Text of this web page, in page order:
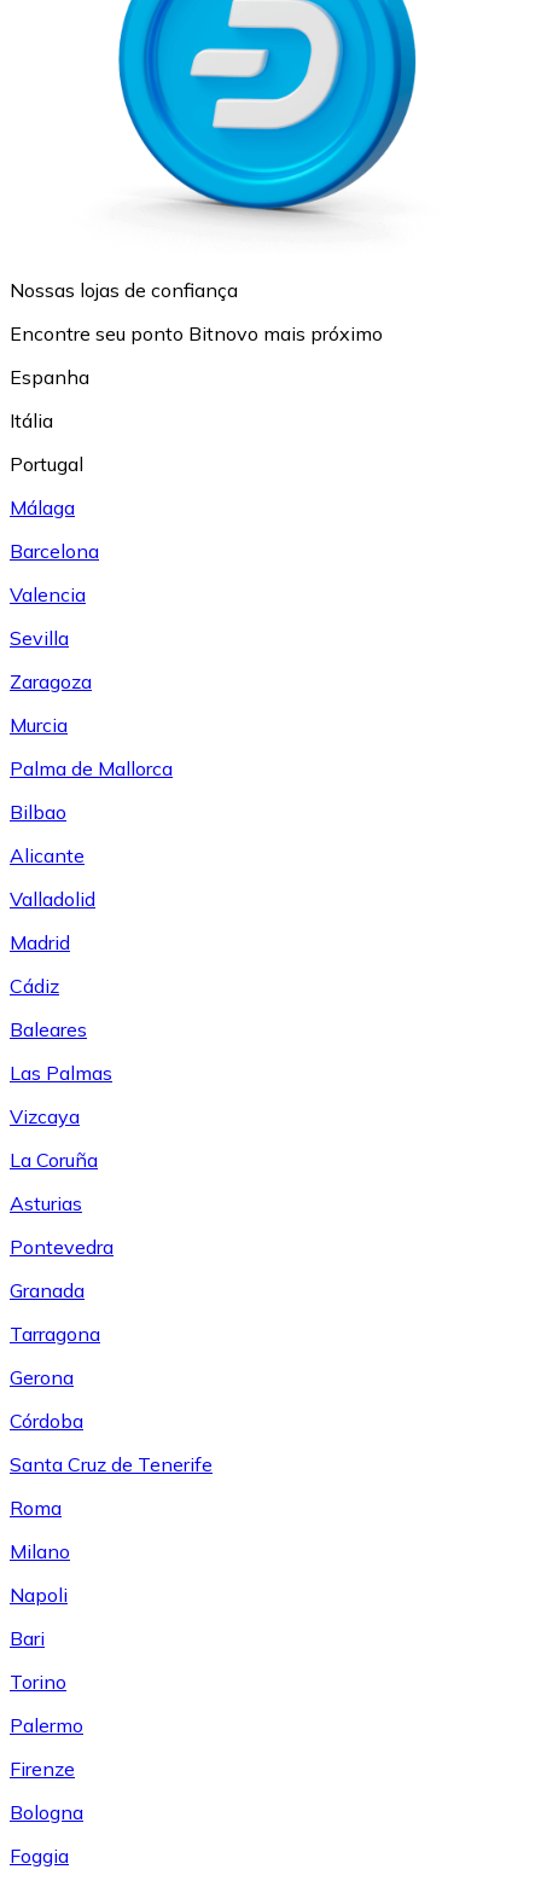
Nossas lojas de confiança
Encontre seu ponto Bitnovo mais próximo
Espanha
Itália
Portugal
Málaga
Barcelona
Valencia
Sevilla
Zaragoza
Murcia
Palma de Mallorca
Bilbao
Alicante
Valladolid
Madrid
Cádiz
Baleares
Las Palmas
Vizcaya
La Coruña
Asturias
Pontevedra
Granada
Tarragona
Gerona
Córdoba
Santa Cruz de Tenerife
Roma
Milano
Napoli
Bari
Torino
Palermo
Firenze
Bologna
Foggia